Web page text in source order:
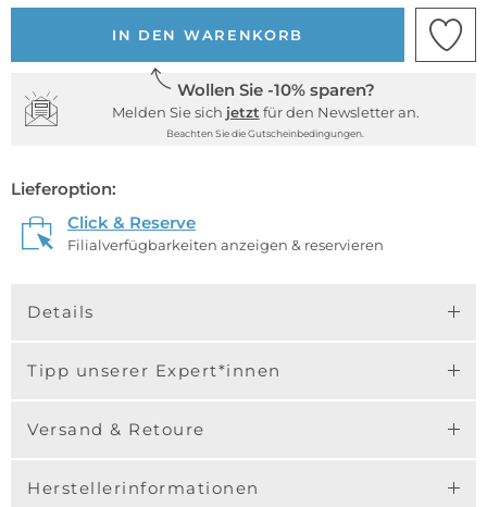
IN DEN WARENKORB
Wollen Sie -10% sparen?
Melden Sie sich jetzt für den Newsletter an.
Beachten Sie die Gutscheinbedingungen.
Lieferoption:
Click & Reserve
Filialverfügbarkeiten anzeigen & reservieren
Details
Tipp unserer Expert*innen
Versand & Retoure
Herstellerinformationen